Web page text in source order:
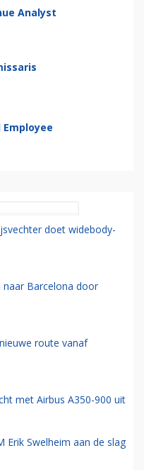
Analyst
Employee
doet widebody-
naar Barcelona door
route vanaf
met Airbus A350-900 uit
Erik Swelheim aan de slag